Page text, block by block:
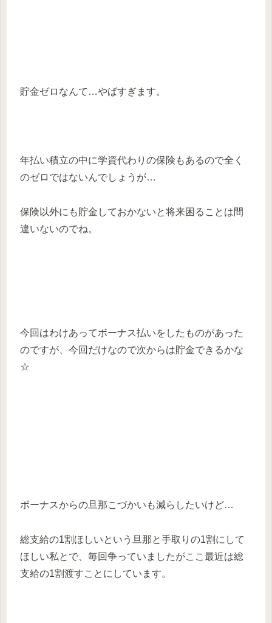
貯金ゼロなんて…やばすぎます。
年払い積立の中に学資代わりの保険もあるので全く
のゼロではないんでしょうが…
保険以外にも貯金しておかないと将来困ることは間
違いないのでね。
今回はわけあってボーナス払いをしたものがあった
のですが、今回だけなので次からは貯金できるかな
☆
ボーナスからの旦那こづかいも減らしたいけど…
総支給の1割ほしいという旦那と手取りの1割にして
ほしい私とで、毎回争っていましたがここ最近は総
支給の1割渡すことにしています。